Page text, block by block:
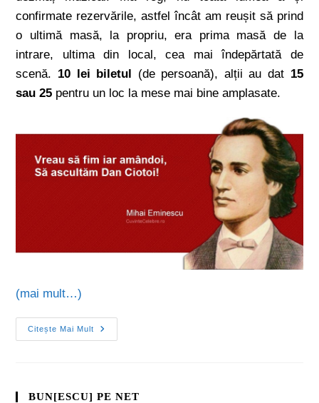
confirmate rezervările, astfel încât am reușit să prind
o ultimă masă, la propriu, era prima masă de la
intrare, ultima din local, cea mai îndepărtată de
scenă. 10 lei biletul (de persoană), alții au dat 15
sau 25 pentru un loc la mese mai bine amplasate.
(mai mult…)
Citește Mai Mult
BUN[ESCU] PE NET